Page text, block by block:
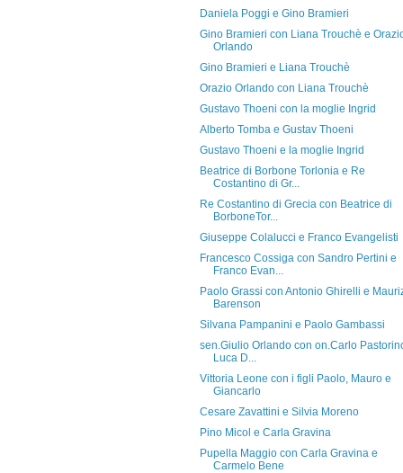
Daniela Poggi e Gino Bramieri
Gino Bramieri con Liana Trouchè e
Orlando
Gino Bramieri e Liana Trouchè
Orazio Orlando con Liana Trouchè
Gustavo Thoeni con la moglie Ingrid
Alberto Tomba e Gustav Thoeni
Gustavo Thoeni e la moglie Ingrid
Beatrice di Borbone Torlonia e Re
Costantino di Gr...
Re Costantino di Grecia con Beatrice di
BorboneTor...
Giuseppe Colalucci e Franco Evangelisti
Francesco Cossiga con Sandro Pertini e
Franco Evan...
Paolo Grassi con Antonio Ghirelli e
Barenson
Silvana Pampanini e Paolo Gambassi
sen.Giulio Orlando con on.Carlo
Luca D...
Vittoria Leone con i figli Paolo, Mauro e
Giancarlo
Cesare Zavattini e Silvia Moreno
Pino Micol e Carla Gravina
Pupella Maggio con Carla Gravina e
Carmelo Bene